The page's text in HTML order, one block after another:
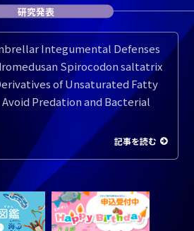
研究発表
Integumental Defenses
Spirocodon saltatrix
of Unsaturated Fatty
Predation and Bacterial
記事を読む